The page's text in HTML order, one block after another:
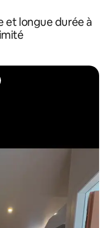
et longue durée à
appréciés